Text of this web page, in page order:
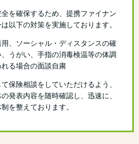
を確保するため、提携ファイナン
以下の対策を実施しております。
、ソーシャル・ディスタンスの確
うがい、手指の消毒検温等の体調
る場合の面談自粛
保険相談をしていただけるよう、
発表内容を随時確認し、迅速に、
を整えております。